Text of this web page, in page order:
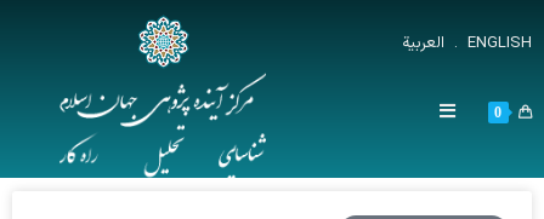
ENGLISH
. العربية
0